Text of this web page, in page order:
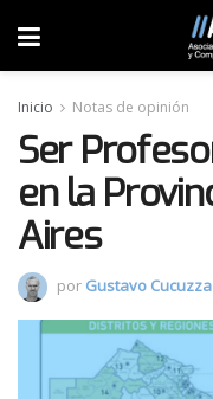
Inicio Notas de opinión
Ser
en la
Aires
por Gustavo Cucuzza